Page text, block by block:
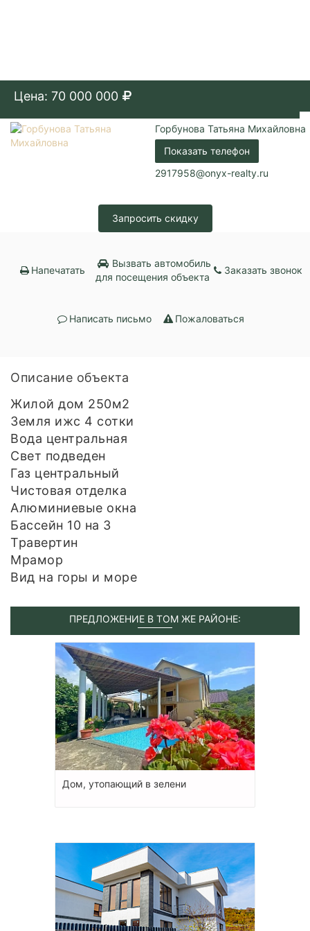
Цена: 70 000 000
Горбунова Татьяна Михайловна
Показать телефон
2917958@onyx-realty.ru
Запросить скидку
Напечатать
Вызвать автомобиль
для посещения объекта
Заказать звонок
Написать письмо Пожаловаться
Описание объекта
Жилой дом 250м2
Земля ижс 4 сотки
Вода центральная
Свет подведен
Газ центральный
Чистовая отделка
Алюминиевые окна
Бассейн 10 на 3
Травертин
Мрамор
Вид на горы и море
ПРЕДЛОЖЕНИЕ В ТОМ ЖЕ РАЙОНЕ:
Дом, утопающий в зелени